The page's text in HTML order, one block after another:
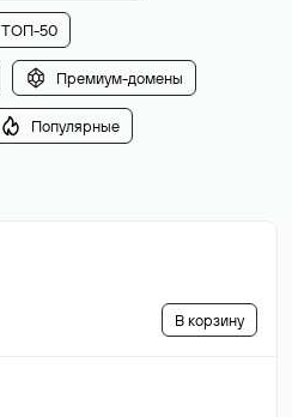
ТОП-50
Премиум-домены
Популярные
В корзину